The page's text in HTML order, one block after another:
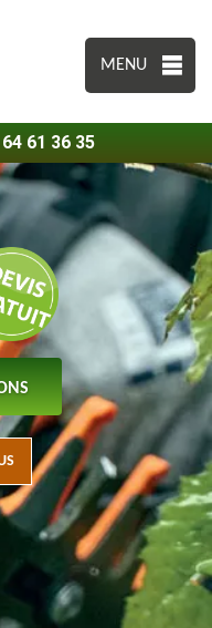
MENU
61 36 35